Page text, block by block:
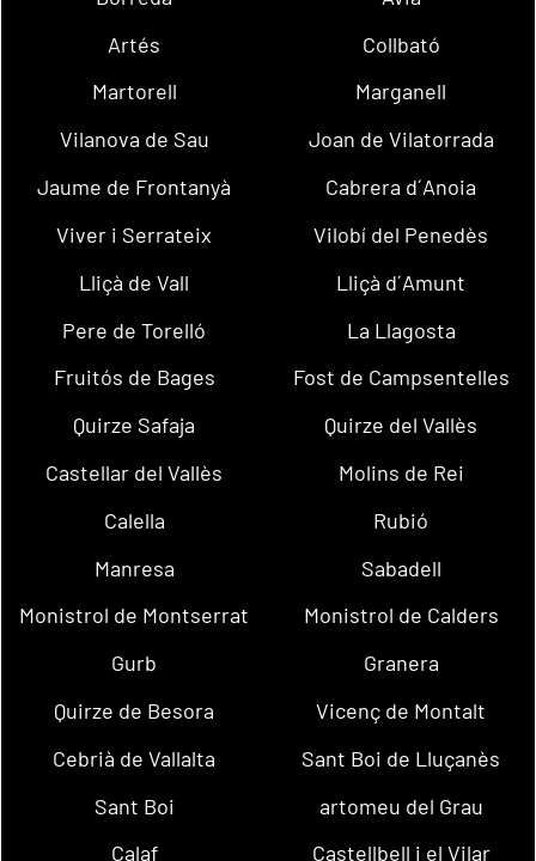
Artés
Collbató
Martorell
Marganell
Vilanova de Sau
Joan de Vilatorrada
Jaume de Frontanyà
Cabrera d´Anoia
Viver i Serrateix
Vilobí del Penedès
Lliçà de Vall
Lliçà d´Amunt
Pere de Torelló
La Llagosta
Fruitós de Bages
Fost de Campsentelles
Quirze Safaja
Quirze del Vallès
Castellar del Vallès
Molins de Rei
Calella
Rubió
Manresa
Sabadell
Monistrol de Montserrat
Monistrol de Calders
Gurb
Granera
Quirze de Besora
Vicenç de Montalt
Cebrià de Vallalta
Sant Boi de Lluçanès
Sant Boi
artomeu del Grau
Calaf
Castellbell i el Vilar